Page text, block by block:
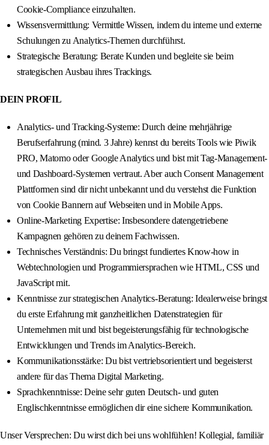
Cookie-Compliance einzuhalten.
Wissensvermittlung: Vermittle Wissen, indem du interne und externe
Schulungen zu Analytics-Themen durchführst.
Strategische Beratung: Berate Kunden und begleite sie beim
strategischen Ausbau ihres Trackings.
DEIN PROFIL
Analytics- und Tracking-Systeme: Durch deine mehrjährige
Berufserfahrung (mind. 3 Jahre) kennst du bereits Tools wie Piwik
PRO, Matomo oder Google Analytics und bist mit Tag-Management-
und Dashboard-Systemen vertraut. Aber auch Consent Management
Plattformen sind dir nicht unbekannt und du verstehst die Funktion
von Cookie Bannern auf Webseiten und in Mobile Apps.
Online-Marketing Expertise: Insbesondere datengetriebene
Kampagnen gehören zu deinem Fachwissen.
Technisches Verständnis: Du bringst fundiertes Know-how in
Webtechnologien und Programmiersprachen wie HTML, CSS und
JavaScript mit.
Kenntnisse zur strategischen Analytics-Beratung: Idealerweise bringst
du erste Erfahrung mit ganzheitlichen Datenstrategien für
Unternehmen mit und bist begeisterungsfähig für technologische
Entwicklungen und Trends im Analytics-Bereich.
Kommunikationsstärke: Du bist vertriebsorientiert und begeisterst
andere für das Thema Digital Marketing.
Sprachkenntnisse: Deine sehr guten Deutsch- und guten
Englischkenntnisse ermöglichen dir eine sichere Kommunikation.
Unser Versprechen: Du wirst dich bei uns wohlfühlen! Kollegial, familiär